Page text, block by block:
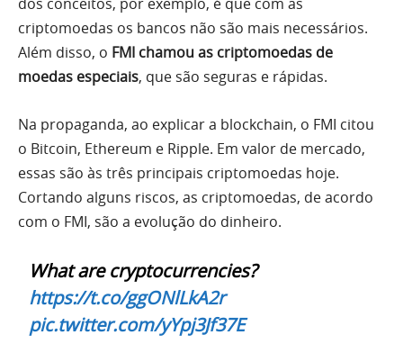
criptomoedas os bancos não são mais necessários.
Além disso, o FMI chamou as criptomoedas de
moedas especiais, que são seguras e rápidas.
Na propaganda, ao explicar a blockchain, o FMI citou
o Bitcoin, Ethereum e Ripple. Em valor de mercado,
essas são às três principais criptomoedas hoje.
Cortando alguns riscos, as criptomoedas, de acordo
com o FMI, são a evolução do dinheiro.
What are cryptocurrencies?
https://t.co/ggONlLkA2r
pic.twitter.com/yYpj3Jf37E